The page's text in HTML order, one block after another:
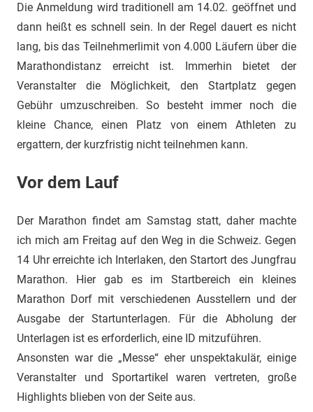
Die Anmeldung wird traditionell am 14.02. geöffnet und
dann heißt es schnell sein. In der Regel dauert es nicht
lang, bis das Teilnehmerlimit von 4.000 Läufern über die
Marathondistanz erreicht ist. Immerhin bietet der
Veranstalter die Möglichkeit, den Startplatz gegen
Gebühr umzuschreiben. So besteht immer noch die
kleine Chance, einen Platz von einem Athleten zu
ergattern, der kurzfristig nicht teilnehmen kann.
Vor dem Lauf
Der Marathon findet am Samstag statt, daher machte
ich mich am Freitag auf den Weg in die Schweiz. Gegen
14 Uhr erreichte ich Interlaken, den Startort des Jungfrau
Marathon. Hier gab es im Startbereich ein kleines
Marathon Dorf mit verschiedenen Ausstellern und der
Ausgabe der Startunterlagen. Für die Abholung der
Unterlagen ist es erforderlich, eine ID mitzuführen.
Ansonsten war die „Messe“ eher unspektakulär, einige
Veranstalter und Sportartikel waren vertreten, große
Highlights blieben von der Seite aus.